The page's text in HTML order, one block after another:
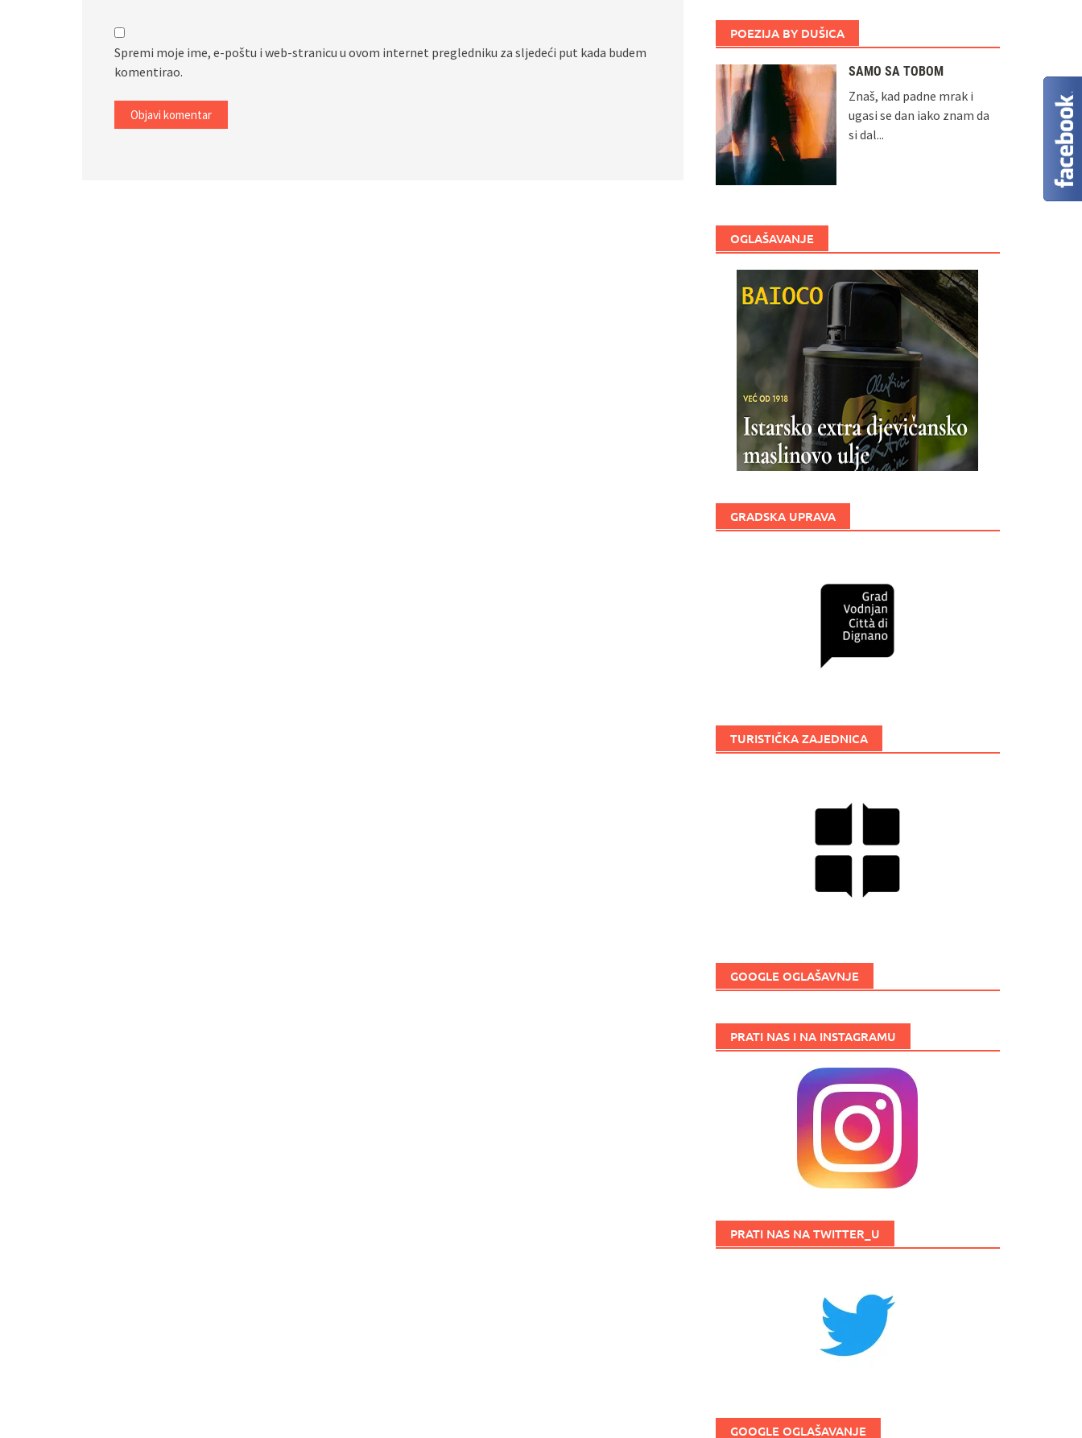
Spremi moje ime, e-poštu i web-stranicu u ovom internet pregledniku za sljedeći put kada budem
komentirao.
POEZIJA BY DUŠICA
SAMO SA TOBOM
Znaš, kad padne mrak i
ugasi se dan iako znam da
si dal...
OGLAŠAVANJE
GRADSKA UPRAVA
TURISTIČKA ZAJEDNICA
GOOGLE OGLAŠAVNJE
PRATI NAS I NA INSTAGRAMU
PRATI NAS NA TWITTER_U
GOOGLE OGLAŠAVANJE